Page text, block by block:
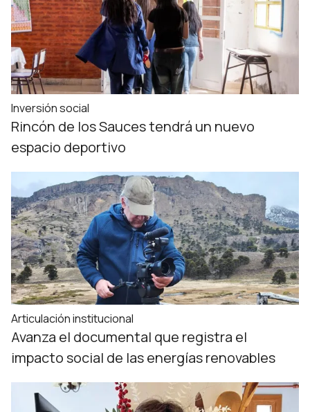
Inversión social
Rincón de los Sauces tendrá un nuevo
espacio deportivo
Articulación institucional
Avanza el documental que registra el
impacto social de las energías renovables